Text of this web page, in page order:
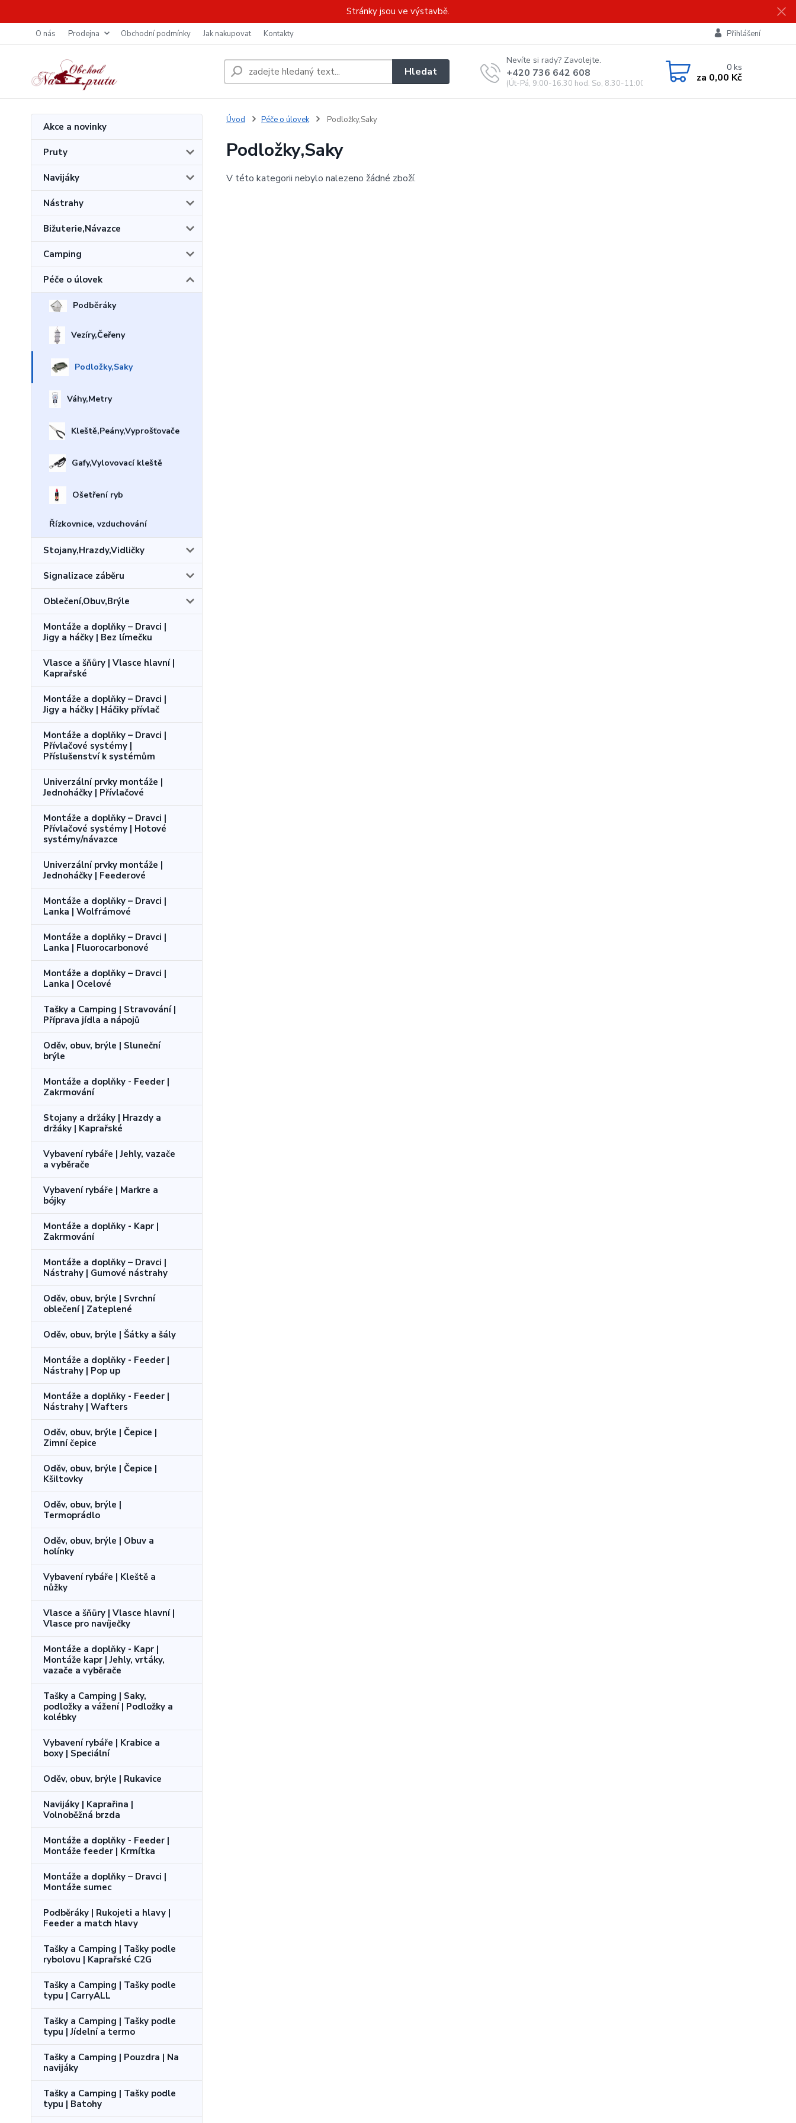
Stránky jsou ve výstavbě.
O nás Prodejna Obchodní podmínky Jak nakupovat Kontakty Přihlášení
Hledat
Nevíte si rady? Zavolejte.
+420 736 642 608
(Út-Pá, 9:00-16.30 hod. So, 8.30-11:00 hod.)
0ks
za 0,00 Kč
Akce a novinky
Pruty
Navijáky
Nástrahy
Bižuterie,Návazce
Camping
Péče o úlovek
Podběráky
Vezíry,Čeřeny
Podložky,Saky
Váhy,Metry
Kleště,Peány,Vyprošťovače
Gafy,Vylovovací kleště
Ošetření ryb
Řízkovnice, vzduchování
Stojany,Hrazdy,Vidličky
Signalizace záběru
Oblečení,Obuv,Brýle
Montáže a doplňky – Dravci |
Jigy a háčky | Bez límečku
Vlasce a šňůry | Vlasce hlavní |
Kaprařské
Montáže a doplňky – Dravci |
Jigy a háčky | Háčiky přívlač
Montáže a doplňky – Dravci |
Přívlačové systémy |
Příslušenství k systémům
Univerzální prvky montáže |
Jednoháčky | Přívlačové
Montáže a doplňky – Dravci |
Přívlačové systémy | Hotové
systémy/návazce
Univerzální prvky montáže |
Jednoháčky | Feederové
Montáže a doplňky – Dravci |
Lanka | Wolfrámové
Montáže a doplňky – Dravci |
Lanka | Fluorocarbonové
Montáže a doplňky – Dravci |
Lanka | Ocelové
Tašky a Camping | Stravování |
Příprava jídla a nápojů
Oděv, obuv, brýle | Sluneční
brýle
Montáže a doplňky - Feeder |
Zakrmování
Stojany a držáky | Hrazdy a
držáky | Kaprařské
Vybavení rybáře | Jehly, vazače
a vyběrače
Vybavení rybáře | Markre a
bójky
Montáže a doplňky - Kapr |
Zakrmování
Montáže a doplňky – Dravci |
Nástrahy | Gumové nástrahy
Oděv, obuv, brýle | Svrchní
oblečení | Zateplené
Oděv, obuv, brýle | Šátky a šály
Montáže a doplňky - Feeder |
Nástrahy | Pop up
Montáže a doplňky - Feeder |
Nástrahy | Wafters
Oděv, obuv, brýle | Čepice |
Zimní čepice
Oděv, obuv, brýle | Čepice |
Kšiltovky
Oděv, obuv, brýle |
Termoprádlo
Oděv, obuv, brýle | Obuv a
holínky
Vybavení rybáře | Kleště a
nůžky
Vlasce a šňůry | Vlasce hlavní |
Vlasce pro navíječky
Montáže a doplňky - Kapr |
Montáže kapr | Jehly, vrtáky,
vazače a vyběrače
Tašky a Camping | Saky,
podložky a vážení | Podložky a
kolébky
Vybavení rybáře | Krabice a
boxy | Speciální
Oděv, obuv, brýle | Rukavice
Navijáky | Kaprařina |
Volnoběžná brzda
Montáže a doplňky - Feeder |
Montáže feeder | Krmítka
Montáže a doplňky – Dravci |
Montáže sumec
Podběráky | Rukojeti a hlavy |
Feeder a match hlavy
Tašky a Camping | Tašky podle
rybolovu | Kaprařské C2G
Tašky a Camping | Tašky podle
typu | CarryALL
Tašky a Camping | Tašky podle
typu | Jídelní a termo
Tašky a Camping | Pouzdra | Na
navijáky
Tašky a Camping | Tašky podle
typu | Batohy
Úvod Péče o úlovek Podložky,Saky
Podložky,Saky
V této kategorii nebylo nalezeno žádné zboží.